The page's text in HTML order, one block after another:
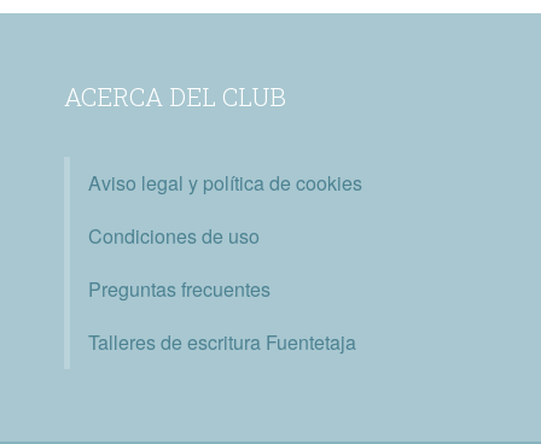
ACERCA DEL CLUB
Aviso legal y política de cookies
Condiciones de uso
Preguntas frecuentes
Talleres de escritura Fuentetaja